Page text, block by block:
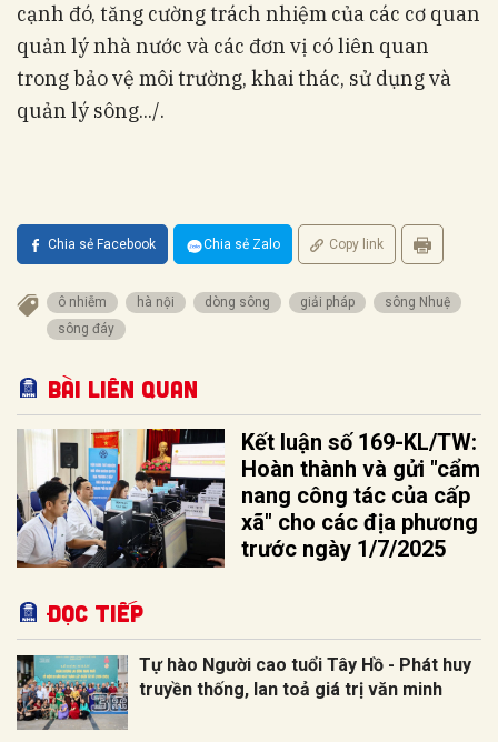
cạnh đó, tăng cường trách nhiệm của các cơ quan
quản lý nhà nước và các đơn vị có liên quan
trong bảo vệ môi trường, khai thác, sử dụng và
quản lý sông.../.
Chia sẻ Facebook Chia sẻ Zalo Copy link
ô nhiễm hà nội dòng sông giải pháp
sông Nhuệ
sông đáy
Bài liên quan
Kết luận số 169-KL/TW:
Hoàn thành và gửi "cẩm
nang công tác của cấp
xã" cho các địa phương
trước ngày 1/7/2025
Đọc tiếp
Tự hào Người cao tuổi Tây Hồ - Phát huy
truyền thống, lan toả giá trị văn minh